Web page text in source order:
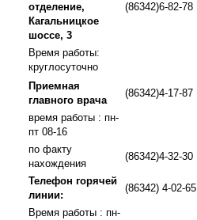
отделение,
Кагальницкое
шоссе, 3
(86342)6-82-78
Время работы:
круглосуточно
Приемная
главного врача
(86342)4-17-87
время работы : пн-
пт 08-16
по факту
нахождения
(86342)4-32-30
Телефон горячей
линии:
(86342) 4-02-65
Время работы : пн-